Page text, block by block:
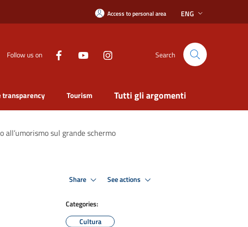
Access to personal area ENG
Follow us on Search
Tourism Tutti gli argomenti
all’umorismo sul grande schermo
Share See actions
Categories:
Cultura